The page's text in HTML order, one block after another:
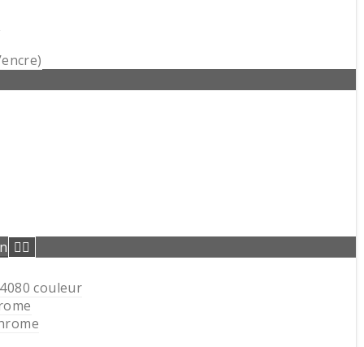
couleur